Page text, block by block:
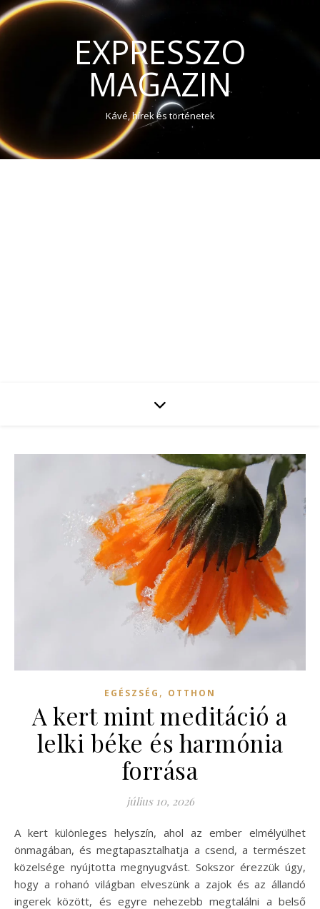
EXPRESSZO
MAGAZIN
Kávé, hírek és történetek
EGÉSZSÉG , OTTHON
A kert mint meditáció a
lelki béke és harmónia
forrása
július 10, 2026
A kert különleges helyszín, ahol az ember elmélyülhet
önmagában, és megtapasztalhatja a csend, a természet
közelsége nyújtotta megnyugvást. Sokszor érezzük úgy,
hogy a rohanó világban elveszünk a zajok és az állandó
ingerek között, és egyre nehezebb megtalálni a belső